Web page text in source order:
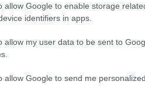
allow Google to enable storage
identifiers in apps.
allow my user data to be sent to
allow Google to send me
vaše tijelo i um:
UTC
u svijetu fitnessa, privlačeći
dizanje utega i gimnastiku
i fizičko i mentalno zdravlje.
se diljem svijeta. Ovaj
vaše tijelo i um.